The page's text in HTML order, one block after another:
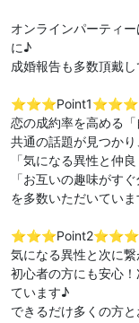
オンラインパーティ
に♪
成婚報告も多数頂戴
⭐️⭐️⭐️Point1⭐️⭐️⭐️
恋の成約率を高める
共通の話題が見つか
「気になる異性と仲良
「お互いの趣味がす
を多数いただいていま
⭐️⭐️⭐️Point2⭐️⭐️⭐️
気になる異性と次に
初心者の方にも安心
ています♪
できるだけ多くの方